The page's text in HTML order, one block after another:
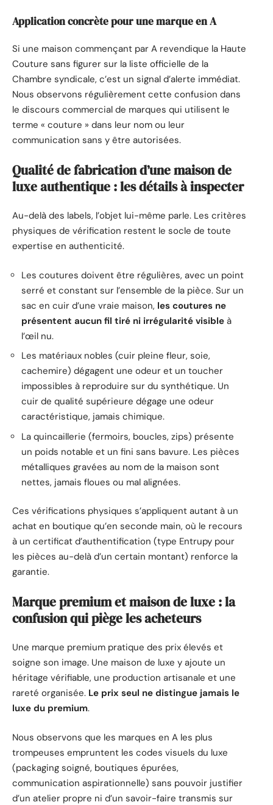
Application concrète pour une marque en A
Si une maison commençant par A revendique la Haute
Couture sans figurer sur la liste officielle de la
Chambre syndicale, c’est un signal d’alerte immédiat.
Nous observons régulièrement cette confusion dans
le discours commercial de marques qui utilisent le
terme « couture » dans leur nom ou leur
communication sans y être autorisées.
Qualité de fabrication d’une maison de
luxe authentique : les détails à inspecter
Au-delà des labels, l’objet lui-même parle. Les critères
physiques de vérification restent le socle de toute
expertise en authenticité.
Les coutures doivent être régulières, avec un point
serré et constant sur l’ensemble de la pièce. Sur un
sac en cuir d’une vraie maison, les coutures ne
présentent aucun fil tiré ni irrégularité visible à
l’œil nu.
Les matériaux nobles (cuir pleine fleur, soie,
cachemire) dégagent une odeur et un toucher
impossibles à reproduire sur du synthétique. Un
cuir de qualité supérieure dégage une odeur
caractéristique, jamais chimique.
La quincaillerie (fermoirs, boucles, zips) présente
un poids notable et un fini sans bavure. Les pièces
métalliques gravées au nom de la maison sont
nettes, jamais floues ou mal alignées.
Ces vérifications physiques s’appliquent autant à un
achat en boutique qu’en seconde main, où le recours
à un certificat d’authentification (type Entrupy pour
les pièces au-delà d’un certain montant) renforce la
garantie.
Marque premium et maison de luxe : la
confusion qui piège les acheteurs
Une marque premium pratique des prix élevés et
soigne son image. Une maison de luxe y ajoute un
héritage vérifiable, une production artisanale et une
rareté organisée. Le prix seul ne distingue jamais le
luxe du premium.
Nous observons que les marques en A les plus
trompeuses empruntent les codes visuels du luxe
(packaging soigné, boutiques épurées,
communication aspirationnelle) sans pouvoir justifier
d’un atelier propre ni d’un savoir-faire transmis sur